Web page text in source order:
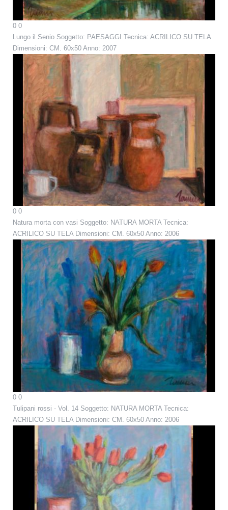
0 0
Lungo il Senio Soggetto: PAESAGGI Tecnica: ACRILICO SU TELA
Dimensioni: CM. 60x50 Anno: 2007
0 0
Natura morta con vasi Soggetto: NATURA MORTA Tecnica:
ACRILICO SU TELA Dimensioni: CM. 60x50 Anno: 2006
0 0
Tulipani rossi - Vol. 14 Soggetto: NATURA MORTA Tecnica:
ACRILICO SU TELA Dimensioni: CM. 60x50 Anno: 2006